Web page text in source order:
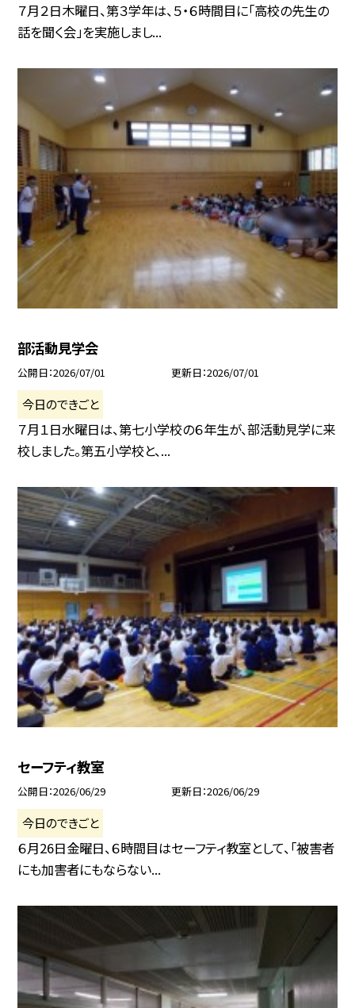
７月２日木曜日、第３学年は、５・６時間目に「高校の先生の
話を聞く会」を実施しまし...
部活動見学会
公開日 2026/07/01 更新日 2026/07/01
今日のできごと
７月１日水曜日は、第七小学校の６年生が、部活動見学に来
校しました。第五小学校と、...
セーフティ教室
公開日 2026/06/29 更新日 2026/06/29
今日のできごと
６月26日金曜日、６時間目はセーフティ教室として、「被害者
にも加害者にもならない...